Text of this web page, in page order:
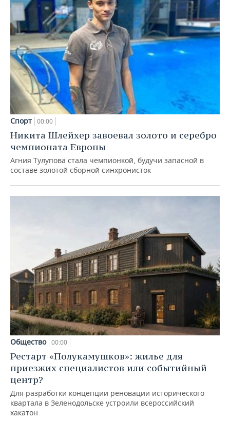
Спорт 00:00
Никита Шлейхер завоевал золото и серебро
чемпионата Европы
Агния Тулупова стала чемпионкой, будучи запасной в
составе золотой сборной синхронисток
Общество 00:00
Рестарт «Полукамушков»: жилье для
приезжих специалистов или событийный
центр?
Для разработки концепции реновации исторического
квартала в Зеленодольске устроили всероссийский
хакатон